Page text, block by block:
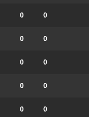
0
0
0
0
0
0
0
0
0
0